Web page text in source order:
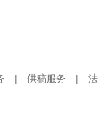
| 供稿服务 |